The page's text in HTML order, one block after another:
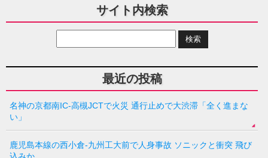
サイト内検索
最近の投稿
名神の京都南IC-高槻JCTで火災 通行止めで大渋滞「全く進まな
い」
鹿児島本線の西小倉-九州工大前で人身事故 ソニックと衝突 飛び
込みか